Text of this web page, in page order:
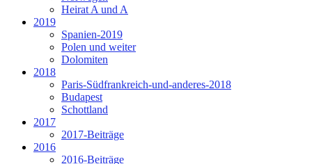
Heirat A und A
2019
Spanien-2019
Polen und weiter
Dolomiten
2018
Paris-Südfrankreich-und-anderes-2018
Budapest
Schottland
2017
2017-Beiträge
2016
2016-Beiträge